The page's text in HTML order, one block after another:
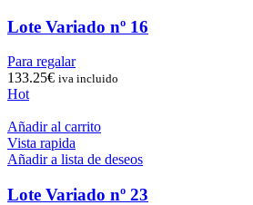
Lote Variado nº 16
Para regalar
133.25€ iva incluido
Hot
Añadir al carrito
Vista rapida
Añadir a lista de deseos
Lote Variado nº 23